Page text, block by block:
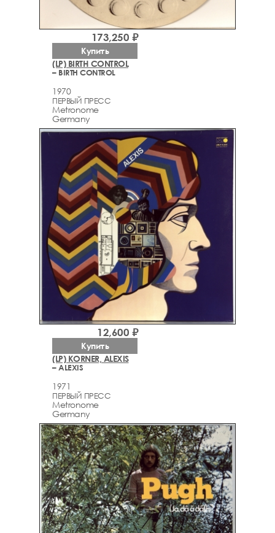
(LP) BIRTH CONTROL
– BIRTH CONTROL
1970
ПЕРВЫЙ ПРЕСС
Metronome
Germany
173,250 ₽
Купить
(LP) KORNER, ALEXIS
– ALEXIS
1971
ПЕРВЫЙ ПРЕСС
Metronome
Germany
12,600 ₽
Купить